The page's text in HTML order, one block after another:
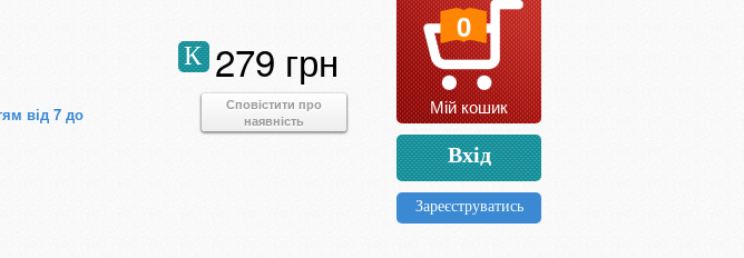
від 7 до
279 грн
К
Сповістити про
наявність
0
Мій кошик
Вхід
Зареєструватись